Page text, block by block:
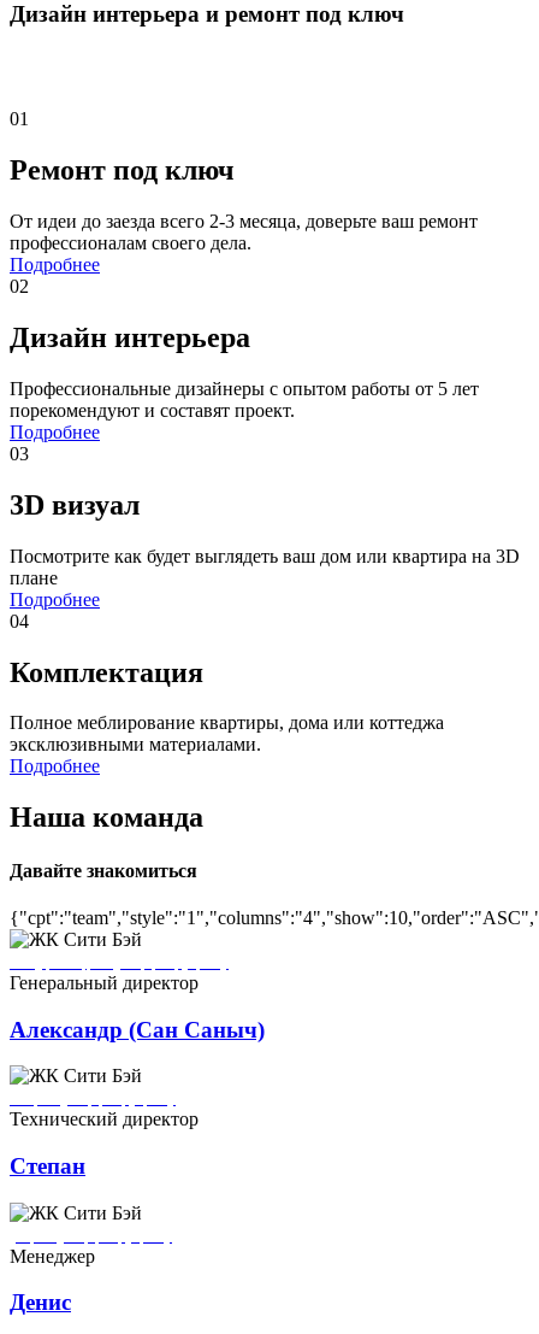
Дизайн интерьера и ремонт под ключ
01
Ремонт под ключ
От идеи до заезда всего 2-3 месяца, доверьте ваш ремонт
профессионалам своего дела.
Подробнее
02
Дизайн интерьера
Профессиональные дизайнеры с опытом работы от 5 лет
порекомендуют и составят проект.
Подробнее
03
3D визуал
Посмотрите как будет выглядеть ваш дом или квартира на 3D
плане
Подробнее
04
Комплектация
Полное меблирование квартиры, дома или коттеджа
эксклюзивными материалами.
Подробнее
Наша команда
Давайте знакомиться
Генеральный директор
Александр (Сан Саныч)
Технический директор
Степан
Менеджер
Денис